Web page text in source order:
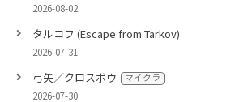
2026-08-02
タルコフ (Escape from Tarkov)
2026-07-31
弓矢／クロスボウ マイクラ
2026-07-30